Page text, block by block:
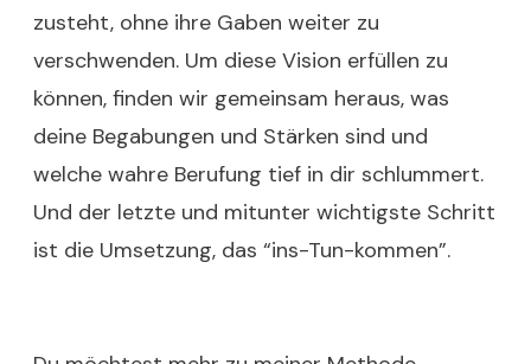
zusteht, ohne ihre Gaben weiter zu
verschwenden. Um diese Vision erfüllen zu
können, finden wir gemeinsam heraus, was
deine Begabungen und Stärken sind und
welche wahre Berufung tief in dir schlummert.
Und der letzte und mitunter wichtigste Schritt
ist die Umsetzung, das “ins-Tun-kommen”.